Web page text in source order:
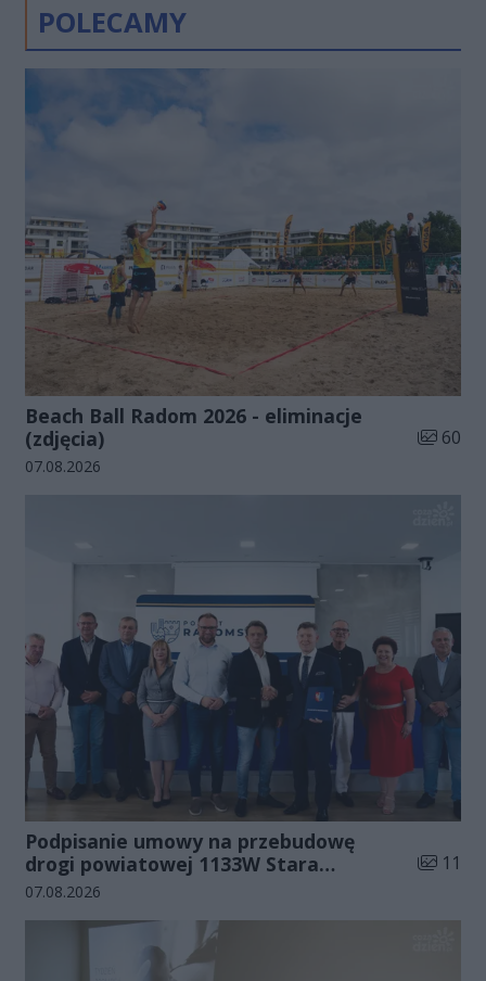
POLECAMY
Beach Ball Radom 2026 - eliminacje
(zdjęcia)
Liczba
60
Data dodania galerii:
07.08.2026
Podpisanie umowy na przebudowę
drogi powiatowej 1133W Stara
Błotnica - Jedlanka (zdjęcia)
Liczba
11
Data dodania galerii:
07.08.2026